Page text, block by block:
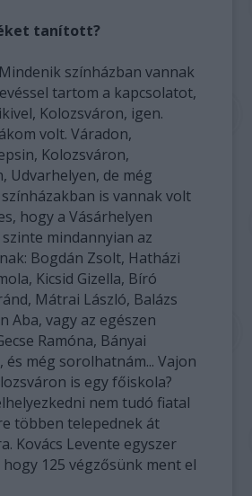
tanított?
színházban vannak
tartom a kapcsolatot,
Kolozsváron, igen.
volt. Váradon,
Kolozsváron,
Udvarhelyen, de még
is vannak volt
hogy a Vásárhelyen
mindannyian az
Bogdán Zsolt, Hatházi
Kicsid Gizella, Bíró
Mátrai László, Balázs
Aba, vagy az egészen
Ramóna, Bányai
és még sorolhatnám... Vajon
is egy főiskola?
nem tudó fiatal
többen telepednek át
Kovács Levente egyszer
125 végzősünk ment el